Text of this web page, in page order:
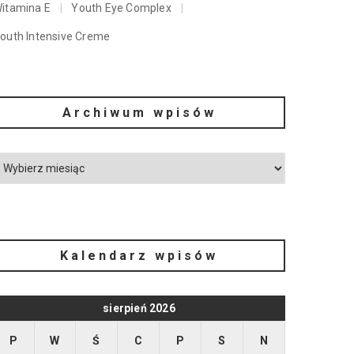
E Youth Eye Complex
Intensive Creme
Archiwum wpisów
Kalendarz wpisów
sierpień 2026
P W Ś C P S N